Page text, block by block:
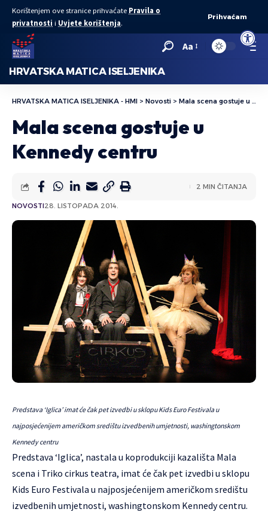
Open
Korištenjem ove stranice prihvaćate Pravila o
privatnosti i Uvjete korištenja.
Prihvaćam
Aa
HRVATSKA MATICA ISELJENIKA
HRVATSKA MATICA ISELJENIKA - HMI > Novosti > Mala scena gostuje u Kennedy centru
Mala scena gostuje u
Kennedy centru
NOVOSTI28. LISTOPADA 2014.
2 MIN ČITANJA
Predstava ‘Iglica’ imat će čak pet izvedbi u sklopu Kids Euro Festivala u
najposjećenijem američkom središtu izvedbenih umjetnosti, washingtonskom
Kennedy centru
Predstava ‘Iglica’, nastala u koprodukciji kazališta Mala
scena i Triko cirkus teatra, imat će čak pet izvedbi u sklopu
Kids Euro Festivala u najposjećenijem američkom središtu
izvedbenih umjetnosti, washingtonskom Kennedy centru.